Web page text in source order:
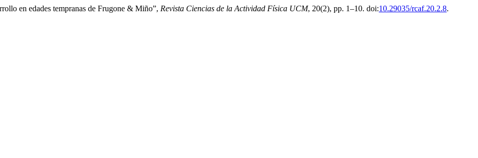
en edades tempranas de Frugone & Miño”, Revista Ciencias de la Actividad Física UCM, 20(2), pp. 1–10. doi:10.29035/rcaf.20.2.8.